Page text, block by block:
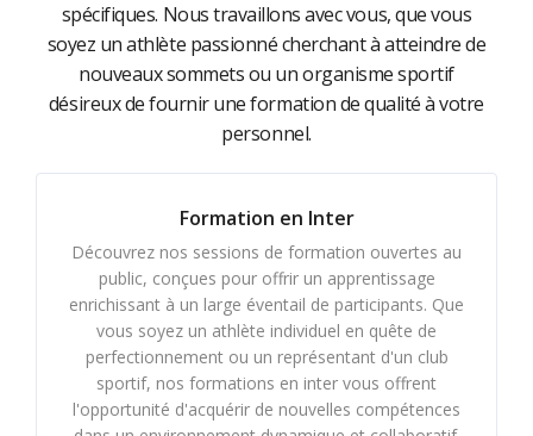
spécifiques. Nous travaillons avec vous, que vous
soyez un athlète passionné cherchant à atteindre de
nouveaux sommets ou un organisme sportif
désireux de fournir une formation de qualité à votre
personnel.
Formation en Inter
Découvrez nos sessions de formation ouvertes au
public, conçues pour offrir un apprentissage
enrichissant à un large éventail de participants. Que
vous soyez un athlète individuel en quête de
perfectionnement ou un représentant d'un club
sportif, nos formations en inter vous offrent
l'opportunité d'acquérir de nouvelles compétences